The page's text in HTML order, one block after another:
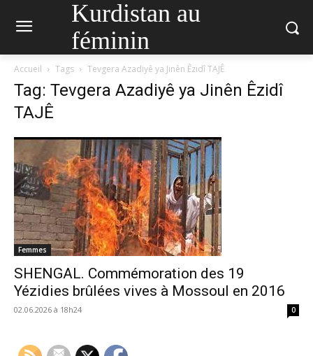
Kurdistan au
féminin
Accueil Tags Tevgera Azadiyê ya Jinên Êzidî TAJÊ
Tag: Tevgera Azadiyê ya Jinên Êzidî
TAJÊ
Femmes
SHENGAL. Commémoration des 19
Yézidies brûlées vives à Mossoul en 2016
02.06.2026 à 18h24 0